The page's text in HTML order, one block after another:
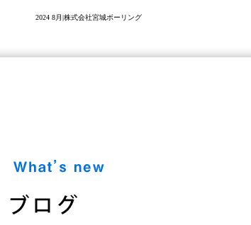
2024 8月|株式会社宮城ボーリング